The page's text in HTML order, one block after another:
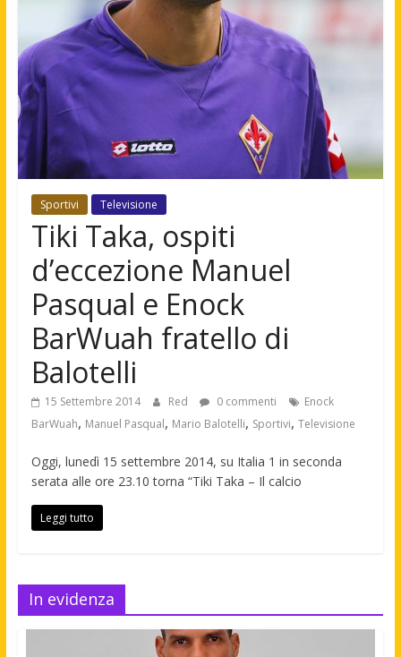
Sportivi Televisione
Tiki Taka, ospiti
d’eccezione Manuel
Pasqual e Enock
BarWuah fratello di
Balotelli
15 Settembre 2014 Red 0 commenti
Enock
BarWuah, Manuel Pasqual, Mario Balotelli, Sportivi, Televisione
Oggi, lunedì 15 settembre 2014, su Italia 1 in seconda
serata alle ore 23.10 torna “Tiki Taka – Il calcio
Leggi tutto
In evidenza